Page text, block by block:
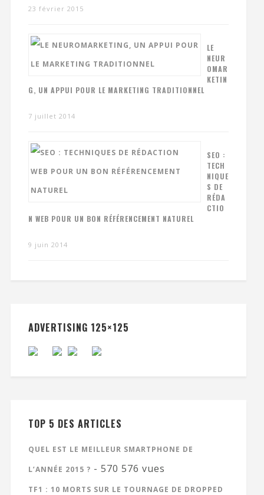
23 février 2015
LE
NEUR
OMAR
KETIN
G, UN APPUI POUR LE MARKETING TRADITIONNEL
7 juillet 2014
SEO :
TECH
NIQUE
S DE
RÉDA
CTIO
N WEB POUR UN BON RÉFÉRENCEMENT NATUREL
9 juin 2014
ADVERTISING 125×125
TOP 5 DES ARTICLES
QUEL EST LE MEILLEUR SMARTPHONE DE
L’ANNÉE 2015 ? - 570 576 vues
TF1 : 10 MORTS SUR LE TOURNAGE DE DROPPED